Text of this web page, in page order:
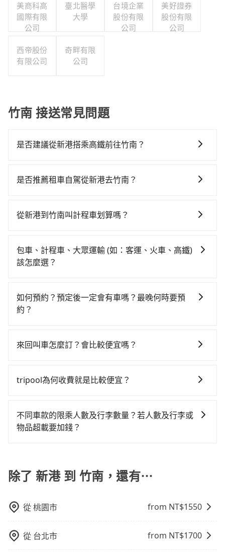
公司
美商科高
國際有限
公司
臺北醫學
大學
台境企業
股份有限
公司
美好證券
股份有限
公司
西帝股份
有限公司
奇畔有限
公司
竹南 接送常見問題
是否建議從新港搭乘高鐵前往竹南？
貴，且難叫計程車前往高鐵站！不過從最早一班車06:48
設從嘉義縣新港鄉前往最靠近的嘉義高鐵站，叫一輛計
坐54~56分鐘（平均54分）的高鐵從嘉義站前往苗栗高
鐵站，每人票價640元，再用5分鐘出站、等待車站前排
59分鐘，假設3位同行，高鐵加轉乘之平均每人花費為
940元。不過嘉義縣領有合法執照的計程車僅有300多
黃了，嘉義縣少部分小黃司機不按表收費，看乘客是外
分鐘。長距離移動確實搭乘高鐵可以比坐車快5分鐘，但
兩位乘車，也可參考tripool的拼車共乘服務，最多可再
節省50%的交通費用。
是否推薦租車自駕從新港去竹南？
時不需要閉目養神（因為要自己開車），最重要的是你
$115~205承租小轎車，每公里再額外加收$3.2，從新港
到竹南的花費預估為$2,150~2,750（金額差異來自於平
額外的汽車保險與可能的罰單都需自付。再者，和運的
iRent只提供最基本的車型，如Toyota Yaris、Prius C、
最令人詬病的就是車況，打開車門才發現仍有上一組乘
約了時間但上一位用戶卻遲遲尚未歸還，又或者要還車
看似方便，但實際使用時還是有其區域的限制，實際可
停靠的地點與你的上下車地點仍有段距離，在遇到下雨
從新港到竹南叫計程車划算嗎？
灣大車隊。依照里程跳錶計算，價格約為3,155~3,800元
間，但如改預約tripool可省高達$1,100。但如果你無法
要臨時叫到小黃的難度是台北或新北的200倍之多。如果
當天或隔天也要原路返回，苗栗縣竹南鎮的計程車也不
好先上網預約，以免當場被坑受騙。綜合以上，無論在
包車、計程車、大眾運輸 (如：客運、火車、高鐵)
該怎麼選？
擇： 預算：不同交通工具價格不同，可先確定您的預
算。計程車最貴，而大眾運輸通常較便宜。 行程：需多
車。 旅行人數：人數多時包車較方便舒適且每個人攤提
車，不趕時間即可選用大眾運輸。 便利性：需要便利性
如何預約？預定後一定會有車嗎？最晚何時要預
約？
輸入上下車地點或地址，三秒內即可查到真實價格，照
確認信，如此就完成預約了，而司機與車輛的詳細資
以前完成預約，越早下訂價格越低價，如臨時需要，前
一天傍晚五點前仍會收單，最遲如當天下午過後乘車，
來回叫車怎麼訂？會比較便宜嗎？
趟車的資訊，所以如果需要來回叫車，請分兩筆訂單預
不限單程或來回。
tripool為何收費就是比較便宜？
一次使用tripool的會擔心價格比市價便宜不少，是不是
因為司機素質比較差、車上會有煙味、或者車齡過大，
配戴口罩。tripool之所以能將價格壓在市價7~8折的主
因來自於自行研發的AI車輛調度演算法，能有效降低空
在成本的控制，更是在傳統旺季（年假、端午、中秋、
用到不熟悉的司機或者轉單給其他車行的情況比同行更
不同車款的限乘人數及行李數量？若人數及行李或
物品超載要加錢？
身行李與兩個30吋行李箱 五人座休旅車可乘坐四位乘
客，並可攜帶四個隨身行李與三個30吋行李箱 九人座廂
吋行李箱。 為了確保行車安全及遵守相關法規，我們不
據情況收取微搬家費用，費用在300至500元之間。
除了 新港 到 竹南，還有⋯
從桃園市 from NT$1550
從 台北市 from NT$1700